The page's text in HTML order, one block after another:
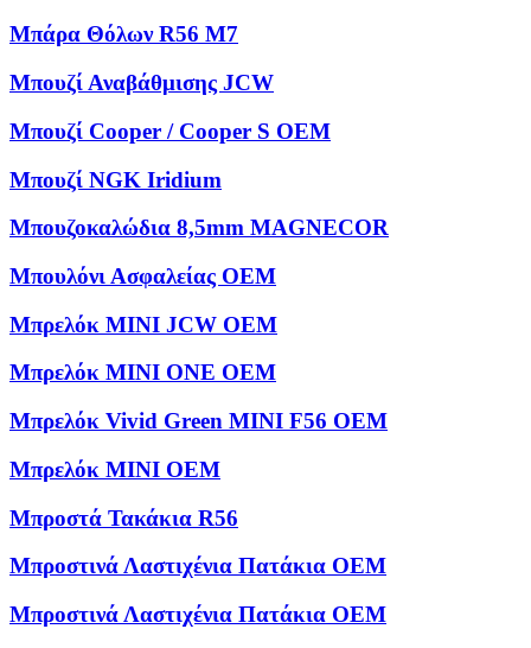
Μπάρα Θόλων R56 M7
Μπουζί Αναβάθμισης JCW
Μπουζί Cooper / Cooper S OEM
Μπουζί NGK Iridium
Μπουζοκαλώδια 8,5mm MAGNECOR
Μπουλόνι Ασφαλείας OEM
Μπρελόκ MINI JCW OEM
Μπρελόκ MINI ONE OEM
Μπρελόκ Vivid Green MINI F56 OEM
Μπρελόκ ΜΙΝΙ OEM
Μπροστά Τακάκια R56
Μπροστινά Λαστιχένια Πατάκια OEM
Μπροστινά Λαστιχένια Πατάκια OEM